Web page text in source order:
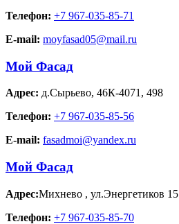
Телефон: +7 967-035-85-71
E-mail: moyfasad05@mail.ru
Мой Фасад
Адрес: д.Сырьево, 46К-4071, 498
Телефон: +7 967-035-85-56
E-mail: fasadmoi@yandex.ru
Мой Фасад
Адрес:Михнево , ул.Энергетиков 15
Телефон: +7 967-035-85-70